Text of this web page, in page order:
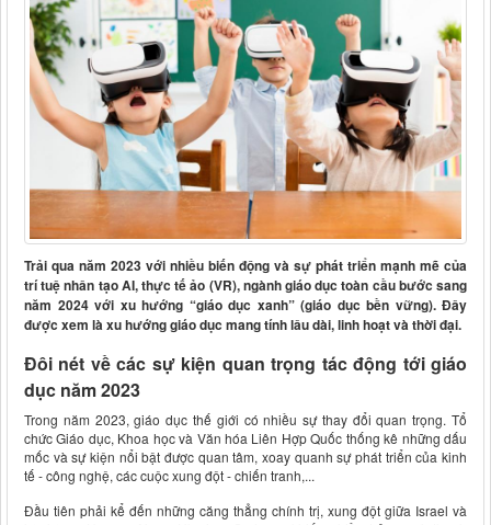
Trải qua năm 2023 với nhiều biến động và sự phát triển mạnh mẽ của
trí tuệ nhân tạo AI, thực tế ảo (VR), ngành giáo dục toàn cầu bước sang
năm 2024 với xu hướng “giáo dục xanh” (giáo dục bền vững). Đây
được xem là xu hướng giáo dục mang tính lâu dài, linh hoạt và thời đại.
Đôi nét về các sự kiện quan trọng tác động tới giáo
dục năm 2023
Trong năm 2023, giáo dục thế giới có nhiều sự thay đổi quan trọng. Tổ
chức Giáo dục, Khoa học và Văn hóa Liên Hợp Quốc thống kê những dấu
mốc và sự kiện nổi bật được quan tâm, xoay quanh sự phát triển của kinh
tế - công nghệ, các cuộc xung đột - chiến tranh,...
Đầu tiên phải kể đến những căng thẳng chính trị, xung đột giữa Israel và